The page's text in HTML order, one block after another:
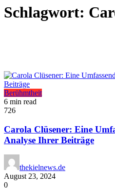
Schlagwort:
Berühmtheit
6 min read
726
Carola Clüsener: Eine
Analyse Ihrer Beiträge
thekielnews.de
August 23, 2024
0